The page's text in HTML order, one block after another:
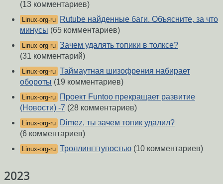
(13 комментариев)
Linux-org-ru
Rutube найденные баги. Объясните, за что
минусы (65 комментариев)
Linux-org-ru Зачем удалять топики в толксе?
(31 комментарий)
Linux-org-ru Таймаутная шизофрения набирает
обороты (19 комментариев)
Linux-org-ru
Проект Funtoo прекращает развитие
(Новости) -7 (28 комментариев)
Linux-org-ru
Dimez, ты зачем топик удалил?
(6 комментариев)
Linux-org-ru Троллингттупостью (10 комментариев)
2023